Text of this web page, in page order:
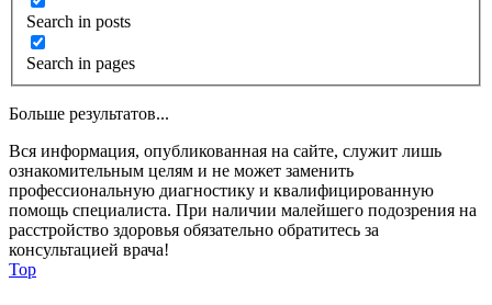
Search in posts
Search in pages
Больше результатов...
Вся информация, опубликованная на сайте, служит лишь
ознакомительным целям и не может заменить
профессиональную диагностику и квалифицированную
помощь специалиста. При наличии малейшего подозрения на
расстройство здоровья обязательно обратитесь за
консультацией врача!
Top